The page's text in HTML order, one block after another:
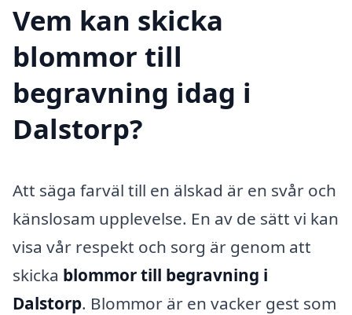
Vem kan skicka
blommor till
begravning idag i
Dalstorp?
Att säga farväl till en älskad är en svår och
känslosam upplevelse. En av de sätt vi kan
visa vår respekt och sorg är genom att
skicka blommor till begravning i
Dalstorp. Blommor är en vacker gest som